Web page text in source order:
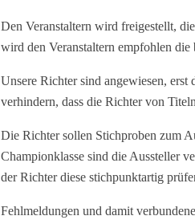
Den Veranstaltern wird freigestellt,
wird den Veranstaltern empfohlen die
Unsere Richter sind angewiesen,
verhindern, dass die Richter von
Die Richter sollen Stichproben zum
Championklasse sind die Aussteller
der Richter diese stichpunktartig
Fehlmeldungen und damit